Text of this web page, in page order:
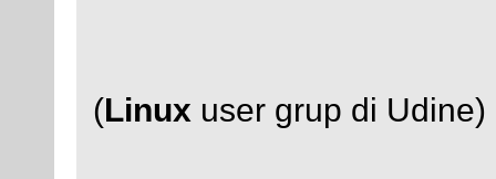
(Linux user grup di Udine)